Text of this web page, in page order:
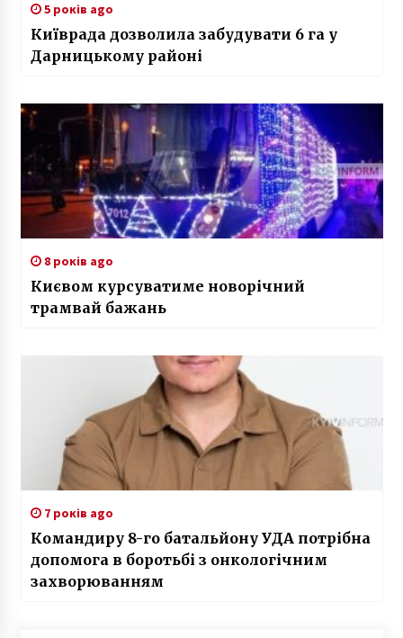
5 років ago
Київрада дозволила забудувати 6 га у
Дарницькому районі
8 років ago
Києвом курсуватиме новорічний
трамвай бажань
7 років ago
Командиру 8-го батальйону УДА потрібна
допомога в боротьбі з онкологічним
захворюванням